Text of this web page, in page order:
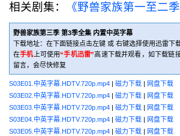
相关剧集： 《野兽家族第一至二季
野兽家族第三季 第3季全集 内置中英字幕
下载地址：在下面链接点击左键 或 右键选择使用迅雷下
在手机上可使用“手机迅雷”高速下载并观看，如下载链
留言，会尽快修复
S03E01.中英字幕.HDTV.720p.mp4 磁力下载
网盘下载
S03E02.中英字幕.HDTV.720p.mp4
磁力下载
网盘下载
S03E03.中英字幕.HDTV.720p.mp4
磁力下载
网盘下载
S03E04.中英字幕.HDTV.720p.mp4
磁力下载
网盘下载
S03E05.中英字幕.HDTV.720p.mp4
磁力下载
网盘下载